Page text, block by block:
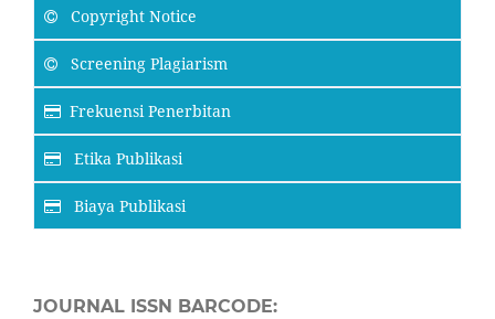
Copyright Notice
Screening Plagiarism
Frekuensi Penerbitan
Etika Publikasi
Biaya Publikasi
JOURNAL ISSN BARCODE: